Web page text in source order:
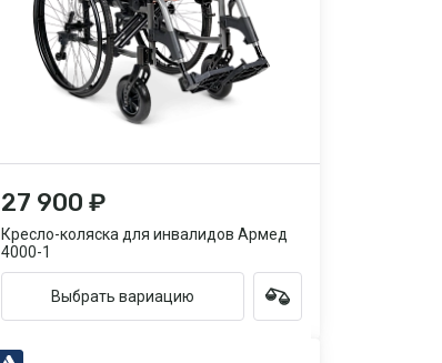
27 900 ₽
Кресло-коляска для инвалидов Армед
4000-1
Выбрать вариацию